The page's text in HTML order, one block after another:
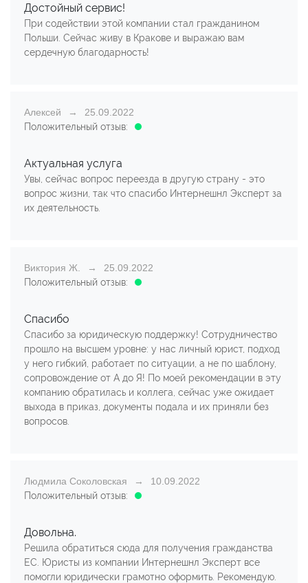
Достойный сервис!
При содействии этой компании стал гражданином
Польши. Сейчас живу в Кракове и выражаю вам
сердечную благодарность!
Алексей
25.09.2022
Положительный отзыв:
Актуальная услуга
Увы, сейчас вопрос переезда в другую страну - это
вопрос жизни, так что спасибо Интернешнл Эксперт за
их деятельность.
Виктория Ж.
25.09.2022
Положительный отзыв:
Спасибо
Спасибо за юридическую поддержку! Сотрудничество
прошло на высшем уровне: у нас личный юрист, подход
у него гибкий, работает по ситуации, а не по шаблону,
сопровождение от А до Я! По моей рекомендации в эту
компанию обратилась и коллега, сейчас уже ожидает
выхода в приказ, документы подала и их приняли без
вопросов.
Людмила Соколовская
10.09.2022
Положительный отзыв:
Довольна.
Решила обратиться сюда для получения гражданства
ЕС. Юристы из компании Интернешнл Эксперт все
помогли юридически грамотно оформить. Рекомендую.